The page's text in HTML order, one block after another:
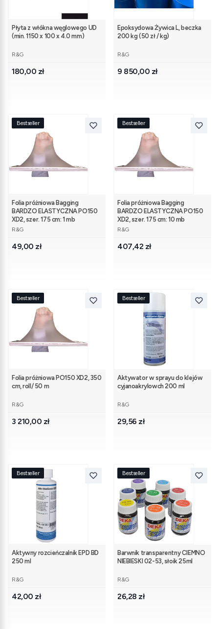
Płyta z włókna węglowego UD
(min. 1150 x 100 x 4.0 mm)
PRODUCENT
R&G
Cena
180,00 zł
Epoksydowa Żywica L, beczka
200 kg (50 zł / kg)
PRODUCENT
R&G
Cena
9 850,00 zł
Bestseller
Folia próżniowa Bagging
BARDZO ELASTYCZNA PO150
XD2, szer. 175 cm: 1 mb
PRODUCENT
R&G
Cena
49,00 zł
Bestseller
Folia próżniowa Bagging
BARDZO ELASTYCZNA PO150
XD2, szer. 175 cm: 10 mb
PRODUCENT
R&G
Cena
407,42 zł
Bestseller
Folia próżniowa PO150 XD2, 350
cm, roll/ 50 m
PRODUCENT
R&G
Cena
3 210,00 zł
Bestseller
Aktywator w sprayu do klejów
cyjanoakrylowch 200 ml
PRODUCENT
R&G
Cena
29,56 zł
Bestseller
Aktywny rozcieńczalnik EPD BD
250 ml
PRODUCENT
R&G
Cena
42,00 zł
Bestseller
Barwnik transparentny CIEMNO
NIEBIESKI 02-53, słoik 25ml
PRODUCENT
R&G
Cena
26,28 zł